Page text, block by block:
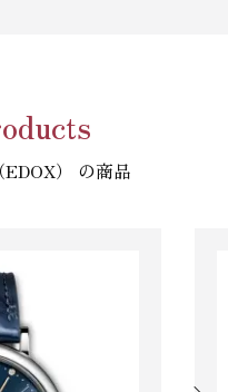
） の商品